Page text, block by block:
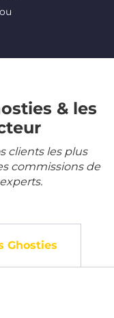
& les
clients les plus
commissions de
Ghosties